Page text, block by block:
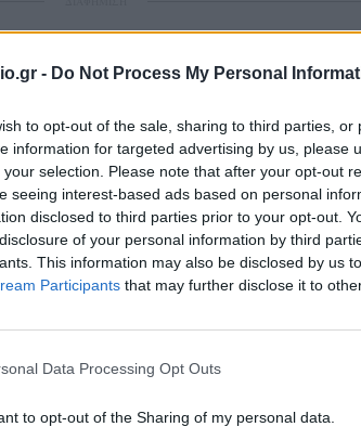
- Do Not Process My Personal
to opt-out of the sale, sharing to third parties,
information for targeted advertising by us, please
your selection. Please note that after your opt-out
seeing interest-based ads based on personal
disclosed to third parties prior to your opt-out.
of your personal information by third
This information may also be disclosed by us
Participants that may further disclose it to
Data Processing Opt Outs
to opt-out of the Sharing of my personal data.